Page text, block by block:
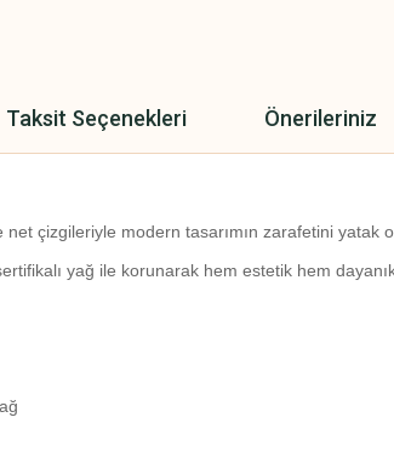
Taksit Seçenekleri Önerileriniz
çizgileriyle modern tasarımın zarafetini
yağ ile korunarak hem estetik hem